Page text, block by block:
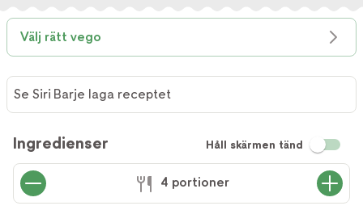
Välj rätt vego
Barje
laga
receptet
Se Siri Barje laga receptet
Ingredienser Håll skärmen tänd
4 portioner